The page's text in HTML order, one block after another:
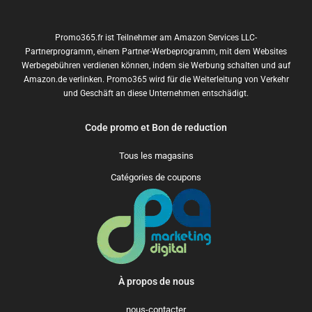
Promo365.fr ist Teilnehmer am Amazon Services LLC-
Partnerprogramm, einem Partner-Werbeprogramm, mit dem Websites
Werbegebühren verdienen können, indem sie Werbung schalten und auf
Amazon.de verlinken. Promo365 wird für die Weiterleitung von Verkehr
und Geschäft an diese Unternehmen entschädigt.
Code promo et Bon de reduction
Tous les magasins
Catégories de coupons
À propos de nous
nous-contacter